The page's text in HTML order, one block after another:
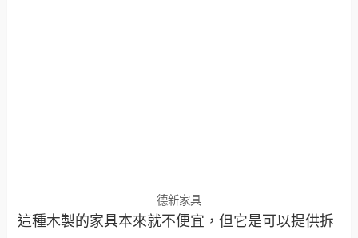
德新家具
這種木製的家具本來就不便宜，但它是可以提供拆